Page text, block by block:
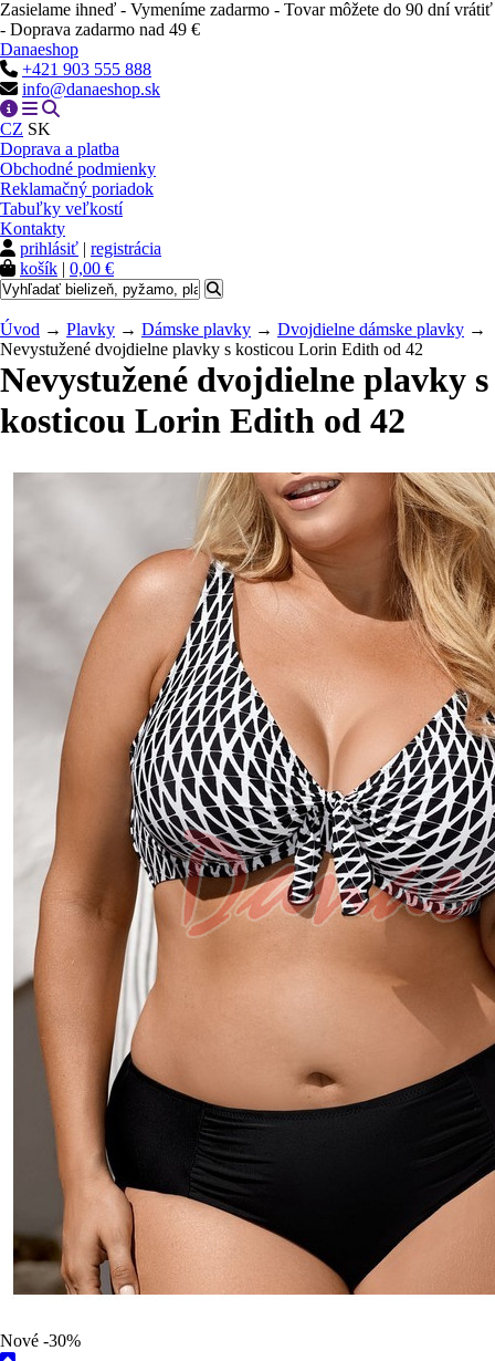
Zasielame ihneď - Vymeníme zadarmo - Tovar môžete do 90 dní vrátiť
- Doprava zadarmo nad 49 €
Danaeshop
+421 903 555 888
info@danaeshop.sk
CZ SK
Doprava a platba
Obchodné podmienky
Reklamačný poriadok
Tabuľky veľkostí
Kontakty
prihlásiť | registrácia
košík | 0,00 €
Úvod → Plavky → Dámske plavky → Dvojdielne dámske plavky →
Nevystužené dvojdielne plavky s kosticou Lorin Edith od 42
Nevystužené dvojdielne plavky s
kosticou Lorin Edith od 42
Nové -30%